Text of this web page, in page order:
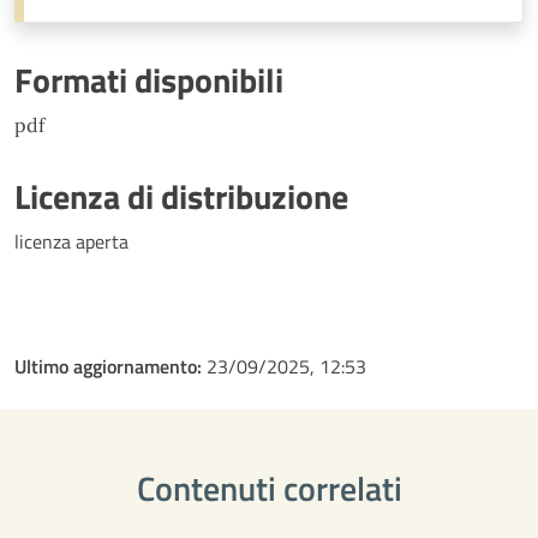
Formati disponibili
pdf
Licenza di distribuzione
licenza aperta
Ultimo aggiornamento: 23/09/2025, 12:53
Contenuti correlati